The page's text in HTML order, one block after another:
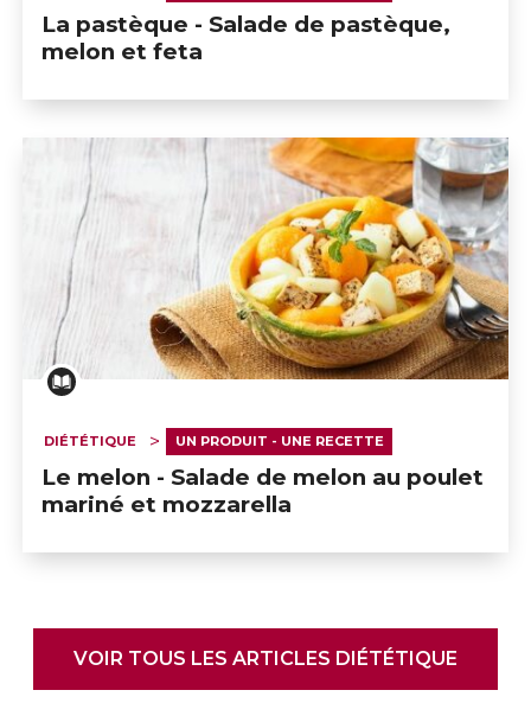
La pastèque - Salade de pastèque,
melon et feta
DIÉTÉTIQUE UN PRODUIT - UNE RECETTE
Le melon - Salade de melon au poulet
mariné et mozzarella
VOIR TOUS LES ARTICLES DIÉTÉTIQUE